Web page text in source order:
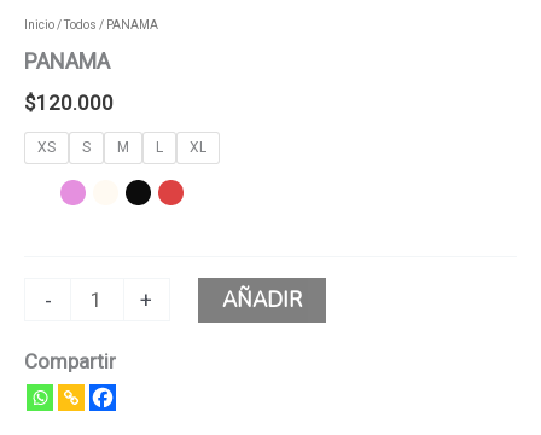
Inicio/Todos / PANAMA
PANAMA
$120.000
XS S M L XL
- + AÑADIR
Compartir